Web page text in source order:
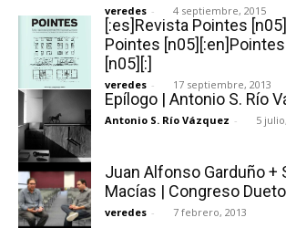
veredes - 4 septiembre, 2015
[:es]Revista Pointes
Pointes
[n05][:]
veredes - 17 septiembre, 2013
Epílogo | Antonio S. Río
Antonio S. Río Vázquez - 5
Juan Alfonso Garduño +
Macías | Congreso
veredes - 7 febrero, 2013